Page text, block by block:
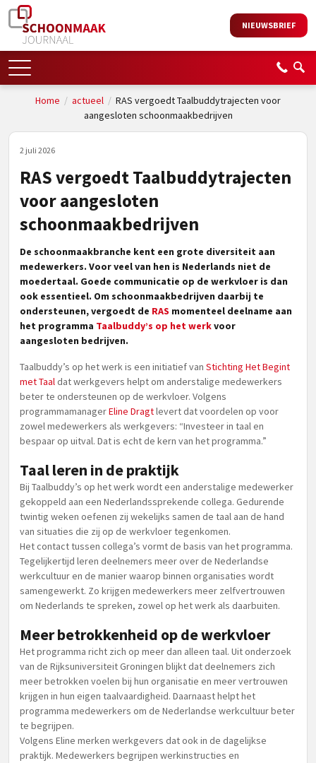
NIEUWSBRIEF
Home / actueel / RAS vergoedt Taalbuddytrajecten voor
aangesloten schoonmaakbedrijven
2 juli 2026
RAS vergoedt Taalbuddytrajecten
voor aangesloten
schoonmaakbedrijven
De schoonmaakbranche kent een grote diversiteit aan
medewerkers. Voor veel van hen is Nederlands niet de
moedertaal. Goede communicatie op de werkvloer is dan
ook essentieel. Om schoonmaakbedrijven daarbij te
ondersteunen, vergoedt de RAS momenteel deelname aan
het programma Taalbuddy’s op het werkvoor
aangesloten bedrijven.
Taalbuddy’s op het werk is een initiatief van Stichting Het Begint
met Taaldat werkgevers helpt om anderstalige medewerkers
beter te ondersteunen op de werkvloer. Volgens
programmamanagerEline Dragtlevert dat voordelen op voor
zowel medewerkers als werkgevers: “Investeer in taal en
bespaar op uitval. Dat is echt de kern van het programma.”
Taal leren in de praktijk
Bij Taalbuddy’s op het werk wordt een anderstalige medewerker
gekoppeld aan een Nederlandssprekende collega. Gedurende
twintig weken oefenen zij wekelijks samen de taal aan de hand
van situaties die zij op de werkvloer tegenkomen.
Het contact tussen collega’s vormt de basis van het programma.
Tegelijkertijd leren deelnemers meer over de Nederlandse
werkcultuur en de manier waarop binnen organisaties wordt
samengewerkt. Zo krijgen medewerkers meer zelfvertrouwen
om Nederlands te spreken, zowel op het werk als daarbuiten.
Meer betrokkenheid op de werkvloer
Het programma richt zich op meer dan alleen taal. Uit onderzoek
van de Rijksuniversiteit Groningen blijkt dat deelnemers zich
meer betrokken voelen bij hun organisatie en meer vertrouwen
krijgen in hun eigen taalvaardigheid. Daarnaast helpt het
programma medewerkers om de Nederlandse werkcultuur beter
te begrijpen.
Volgens Eline merken werkgevers dat ook in de dagelijkse
praktijk. Medewerkers begrijpen werkinstructies en